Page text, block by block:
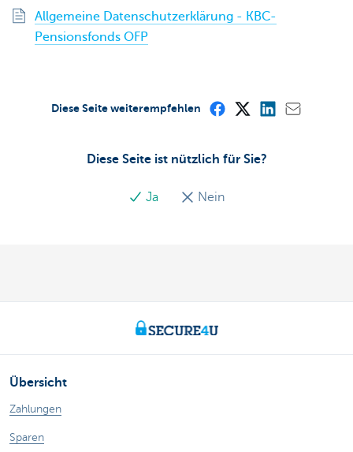
Allgemeine Datenschutzerklärung - KBC-
Pensionsfonds OFP
Diese Seite ist nützlich für Sie?
Ja Nein
Diese Seite weiterempfehlen
Übersicht
Zahlungen
Sparen